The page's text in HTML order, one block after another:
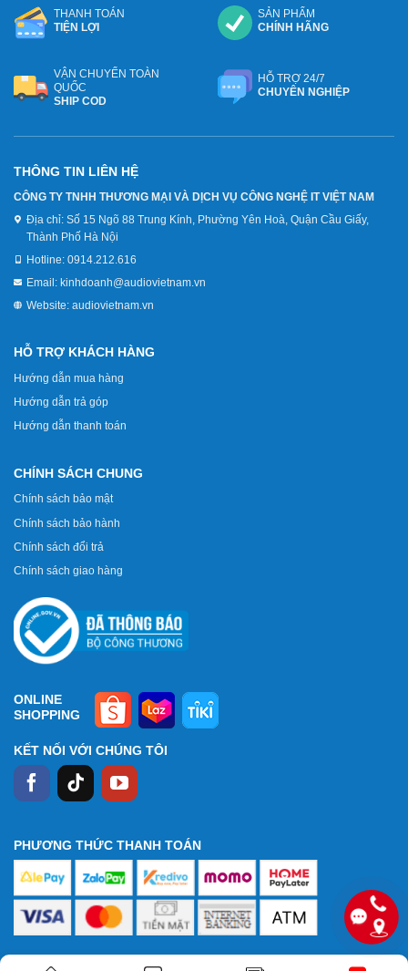
THANH TOÁN
TIỆN LỢI
SẢN PHẨM
CHÍNH HÃNG
VẬN CHUYỂN TOÀN
QUỐC
SHIP COD
HỖ TRỢ 24/7
CHUYÊN NGHIỆP
THÔNG TIN LIÊN HỆ
CÔNG TY TNHH THƯƠNG MẠI VÀ DỊCH VỤ CÔNG NGHỆ IT VIỆT NAM
Địa chỉ: Số 15 Ngõ 88 Trung Kính, Phường Yên Hoà, Quận Cầu Giấy,
Thành Phố Hà Nội
Hotline: 0914.212.616
Email: kinhdoanh@audiovietnam.vn
Website: audiovietnam.vn
HỖ TRỢ KHÁCH HÀNG
Hướng dẫn mua hàng
Hướng dẫn trả góp
Hướng dẫn thanh toán
CHÍNH SÁCH CHUNG
Chính sách bảo mật
Chính sách bảo hành
Chính sách đổi trả
Chính sách giao hàng
ONLINE
SHOPPING
KẾT NỐI VỚI CHÚNG TÔI
PHƯƠNG THỨC THANH TOÁN